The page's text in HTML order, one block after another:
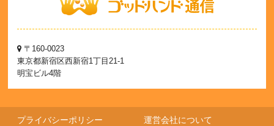
〒160-0023
東京都新宿区西新宿1丁目21-1
明宝ビル4階
プライバシーポリシー 運営会社について